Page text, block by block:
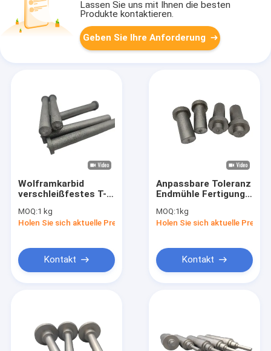
Lassen Sie uns mit Ihnen die besten
Produkte kontaktieren.
Geben Sie Ihre Anforderung
Wolframkarbid
verschleißfestes T-
Fräsmaschinen
MOQ:1 kg
Holen Sie sich aktuelle Preis
Kontakt
Anpassbare Toleranz
Endmühle Fertigung
anhaltende
Haltbarkeit
MOQ:1kg
Holen Sie sich aktuelle Preis
Kontakt